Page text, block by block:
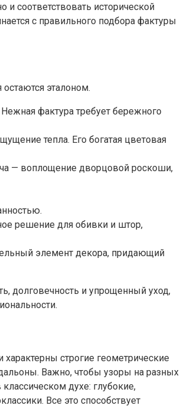
соответствовать исторической
с правильного подбора фактуры
эталоном.
фактура требует бережного
тепла. Его богатая цветовая
— воплощение дворцовой роскоши,
решение для обивки и штор,
элемент декора, придающий
долговечность и упрощенный уход,
строгие геометрические
Важно, чтобы узоры на разных
духе: глубокие,
Все это способствует